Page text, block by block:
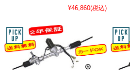
¥46,860(税込)